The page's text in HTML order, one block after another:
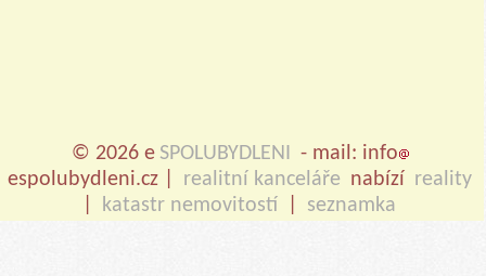
© 2026 e SPOLUBYDLENI - mail: info
espolubydleni.cz |
realitní kanceláře nabízí reality
katastr nemovitostí seznamka